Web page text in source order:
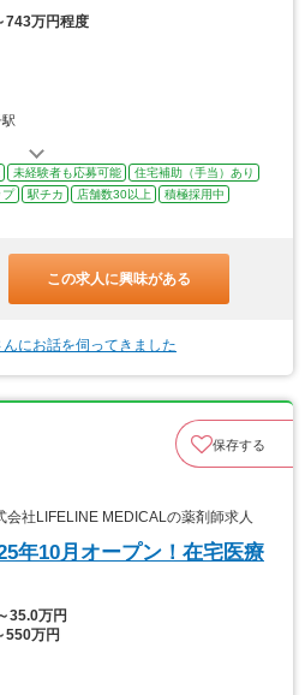
743万円程度
駅
未経験者も応募可能
住宅補助（手当）あり
プ 駅チカ 店舗数30以上
積極採用中
この求人に興味がある
にお話を伺ってきました
保存する
社LIFELINE MEDICALの薬剤師求人
年10月オープン！在宅医療
35.0万円
550万円